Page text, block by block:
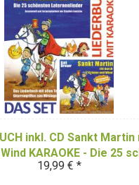
inkl. CD Sankt
KARAOKE - Die 25
- Instrumental
19,99 € *